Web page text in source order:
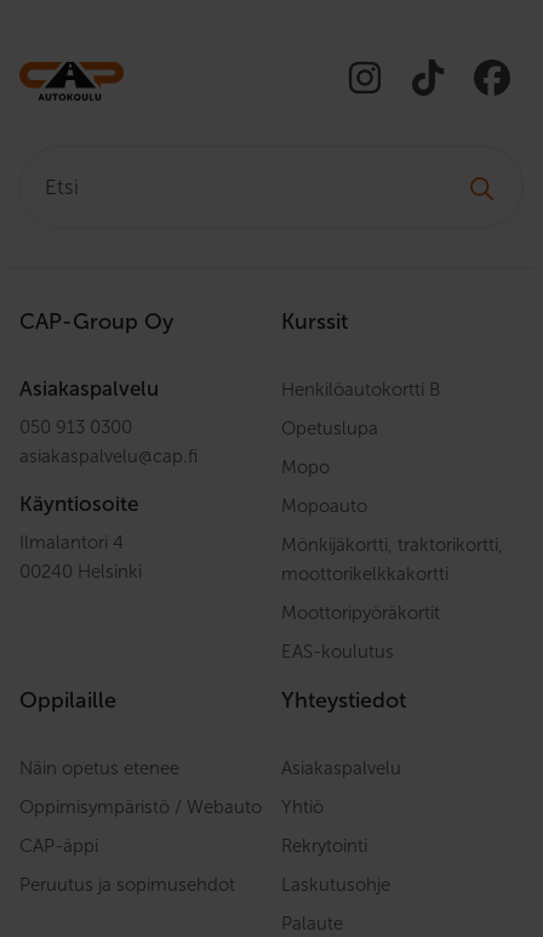
CAP-Group Oy
Asiakaspalvelu
050 913 0300
asiakaspalvelu@cap.fi
Käyntiosoite
Ilmalantori 4
00240 Helsinki
Kurssit
Henkilöautokortti B
Opetuslupa
Mopo
Mopoauto
Mönkijäkortti, traktorikortti,
moottorikelkkakortti
Moottoripyöräkortit
EAS-koulutus
Oppilaille
Näin opetus etenee
Oppimisympäristö / Webauto
CAP-äppi
Peruutus ja sopimusehdot
Yhteystiedot
Asiakaspalvelu
Yhtiö
Rekrytointi
Laskutusohje
Palaute